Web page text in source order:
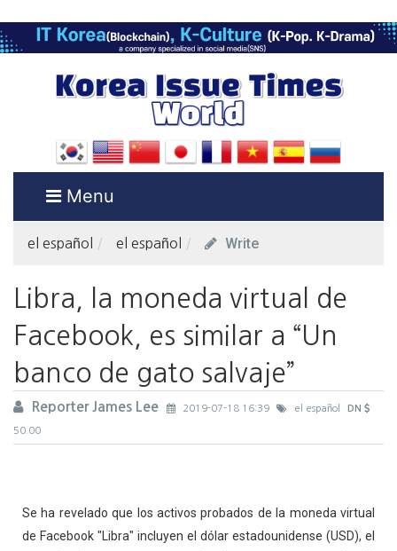
Menu
el español el español Write
Libra, la moneda virtual de
Facebook, es similar a “Un
banco de gato salvaje”
Reporter James Lee 2019-07-18 16:39 el español DN
50.00
Se ha revelado que los activos probados de la moneda virtual
de Facebook "Libra" incluyen el dólar estadounidense (USD), el